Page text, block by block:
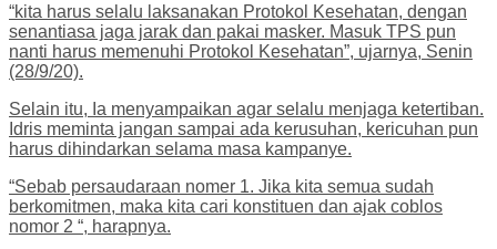
“kita harus selalu laksanakan Protokol Kesehatan, dengan
senantiasa jaga jarak dan pakai masker. Masuk TPS pun
nanti harus memenuhi Protokol Kesehatan”, ujarnya, Senin
(28/9/20).
Selain itu, Ia menyampaikan agar selalu menjaga ketertiban.
Idris meminta jangan sampai ada kerusuhan, kericuhan pun
harus dihindarkan selama masa kampanye.
“Sebab persaudaraan nomer 1. Jika kita semua sudah
berkomitmen, maka kita cari konstituen dan ajak coblos
nomor 2 “, harapnya.